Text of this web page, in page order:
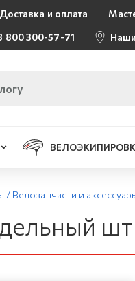
Доставка и оплата
800 300-57-71
/ Велозапчасти и